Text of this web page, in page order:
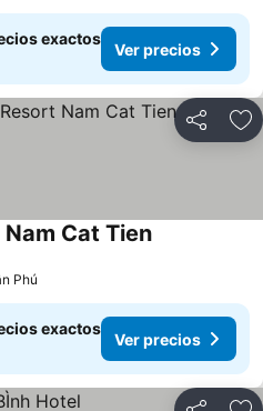
exactos
Ver precios
Compartir
Cat TienVer precios
Phú
exactos
Ver precios